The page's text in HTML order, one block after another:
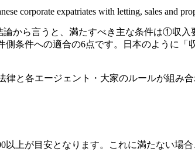
corporate expatriates with letting, sales and
から言うと、満たすべき主な条件は①収入
件への適合の6点です。日本のように「
と各エージェント・大家のルールが組み
上が目安となります。これに満たない場